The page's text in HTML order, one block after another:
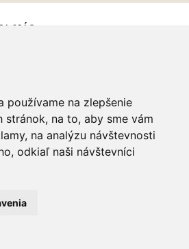
používame na zlepšenie
na to, aby sme vám
na analýzu návštevnosti
odkiaľ naši návštevníci
NÁS